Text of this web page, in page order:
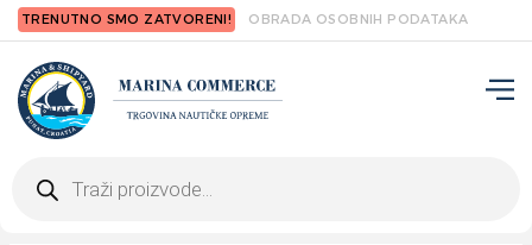
TRENUTNO SMO ZATVORENI! OBRADA OSOBNIH PODATAKA
search